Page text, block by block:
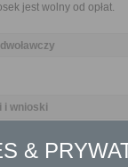
jest wolny od opłat.
i wnioski
naruszenie
&